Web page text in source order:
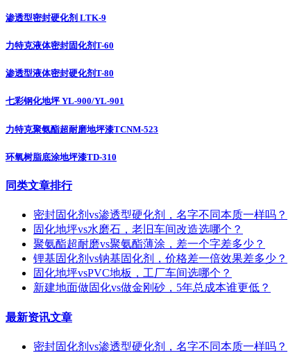
渗透型密封硬化剂 LTK-9
力特克液体密封固化剂T-60
渗透型液体密封硬化剂T-80
七彩钢化地坪 YL-900/YL-901
力特克聚氨酯超耐磨地坪漆TCNM-523
环氧树脂底涂地坪漆TD-310
同类文章排行
密封固化剂vs渗透型硬化剂，名字不同本质一样吗？
固化地坪vs水磨石，老旧车间改造选哪个？
聚氨酯超耐磨vs聚氨酯薄涂，差一个字差多少？
锂基固化剂vs钠基固化剂，价格差一倍效果差多少？
固化地坪vsPVC地板，工厂车间选哪个？
新建地面做固化vs做金刚砂，5年总成本谁更低？
最新资讯文章
密封固化剂vs渗透型硬化剂，名字不同本质一样吗？